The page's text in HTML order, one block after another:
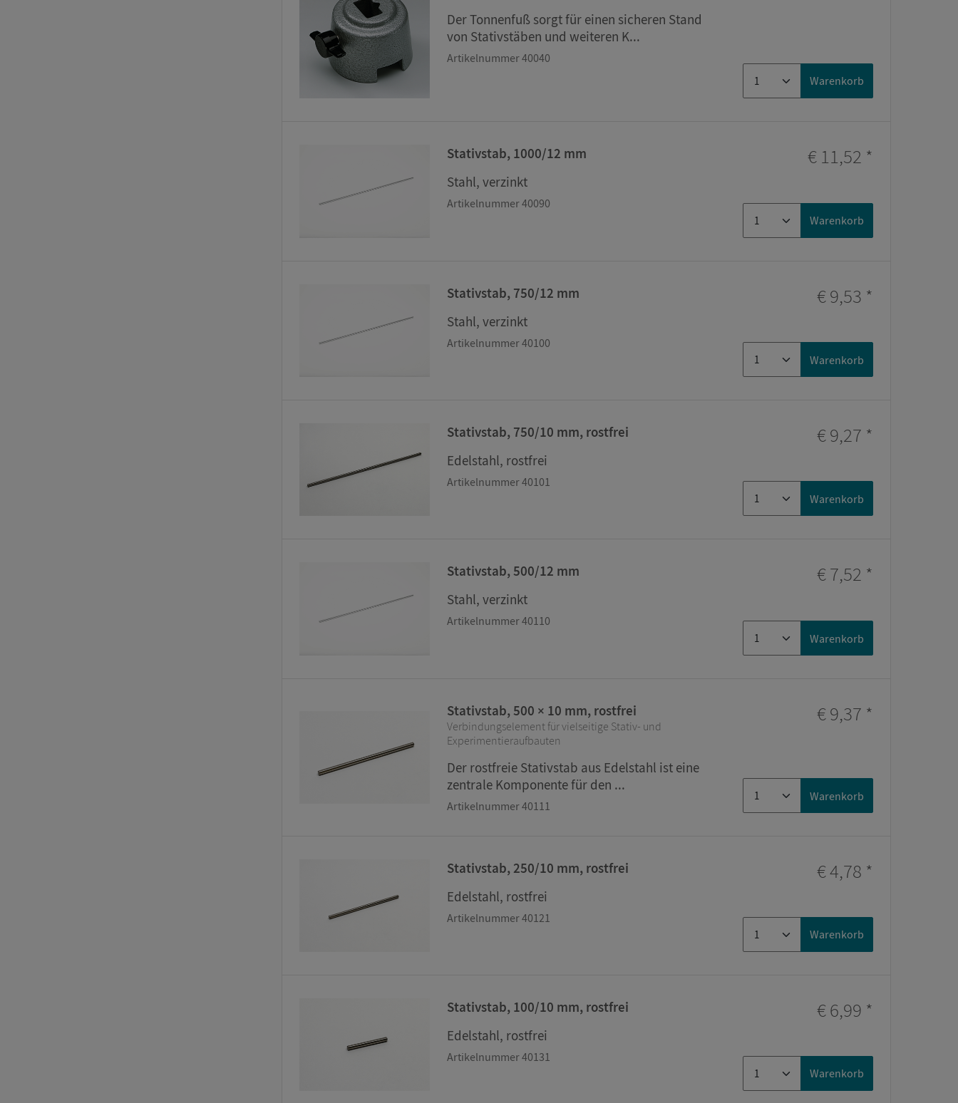
Der Tonnenfuß sorgt für einen sicheren Stand
von Stativstäben und weiteren K...
Artikelnummer 40040
Warenkorb
Stativstab, 1000/12 mm
Stahl, verzinkt
Artikelnummer 40090
€ 11,52 *
Warenkorb
Stativstab, 750/12 mm
Stahl, verzinkt
Artikelnummer 40100
€ 9,53 *
Warenkorb
Stativstab, 750/10 mm, rostfrei
Edelstahl, rostfrei
Artikelnummer 40101
€ 9,27 *
Warenkorb
Stativstab, 500/12 mm
Stahl, verzinkt
Artikelnummer 40110
€ 7,52 *
Warenkorb
Stativstab, 500 × 10 mm, rostfrei
Verbindungselement für vielseitige Stativ- und
Experimentieraufbauten
Der rostfreie Stativstab aus Edelstahl ist eine
zentrale Komponente für den ...
Artikelnummer 40111
€ 9,37 *
Warenkorb
Stativstab, 250/10 mm, rostfrei
Edelstahl, rostfrei
Artikelnummer 40121
€ 4,78 *
Warenkorb
Stativstab, 100/10 mm, rostfrei
Edelstahl, rostfrei
Artikelnummer 40131
€ 6,99 *
Warenkorb